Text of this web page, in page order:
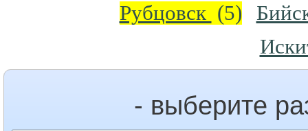
Рубцовск (5)
- выберите